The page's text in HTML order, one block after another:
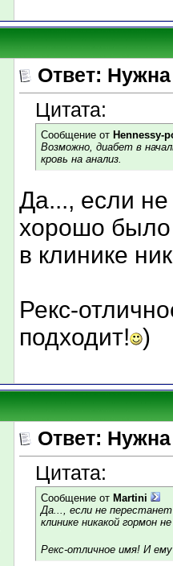
Ответ:
Цитата:
Сообщение от Hennessy-
Возможно, диабет в
кровь на анализ.
Да..., если не
хорошо было
в клинике
Рекс-
подходит! )
Ответ:
Цитата:
Сообщение от Martini
Да..., если не
клинике никакой гормон
Рекс-отличное имя! И